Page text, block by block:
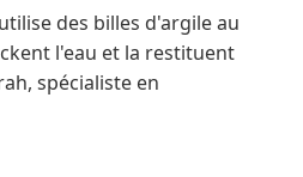
des billes d'argile au
l'eau et la restituent
spécialiste en